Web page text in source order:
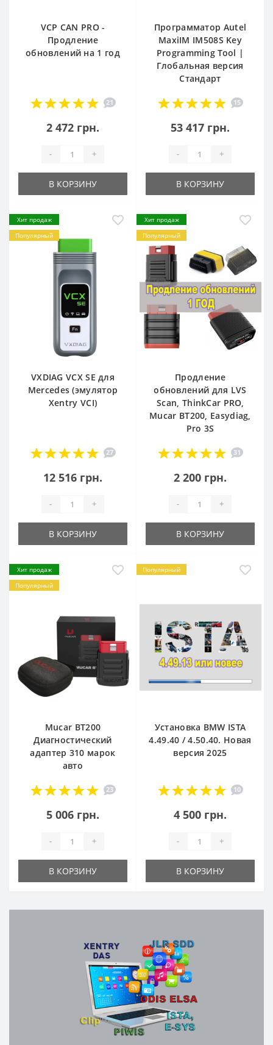
VCP CAN PRO -
Продление
обновлений на 1 год
21
2 472 грн.
- +
В КОРЗИНУ
Программатор Autel
MaxiIM IM508S Key
Programming Tool |
Глобальная версия
Стандарт
15
53 417 грн.
- +
В КОРЗИНУ
Хит продаж
Популярный
VXDIAG VCX SE для
Mercedes (эмулятор
Xentry VCI)
27
12 516 грн.
- +
В КОРЗИНУ
Хит продаж
Популярный
Продление
обновлений для LVS
Scan, ThinkCar PRO,
Mucar BT200, Easydiag,
Pro 3S
31
2 200 грн.
- +
В КОРЗИНУ
Хит продаж
Популярный
Mucar BT200
Диагностический
адаптер 310 марок
авто
23
5 006 грн.
- +
В КОРЗИНУ
Популярный
Установка BMW ISTA
4.49.40 / 4.50.40. Новая
версия 2025
10
4 500 грн.
- +
В КОРЗИНУ